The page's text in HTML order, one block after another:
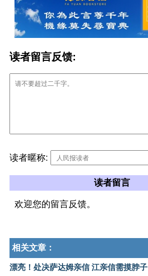
读者留言反馈:
读者暱称:
读者留言
欢迎您的留言反馈。
相关文章：
漂亮！处决萨达姆亲信 江亲信需摸脖子